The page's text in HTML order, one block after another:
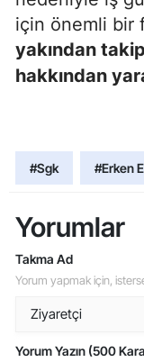
için önemli bir
yakından
hakkından
#Sgk #Erken
Yorumlar
Takma Ad
Yorum yapmak için,
Yorum Yazın (500